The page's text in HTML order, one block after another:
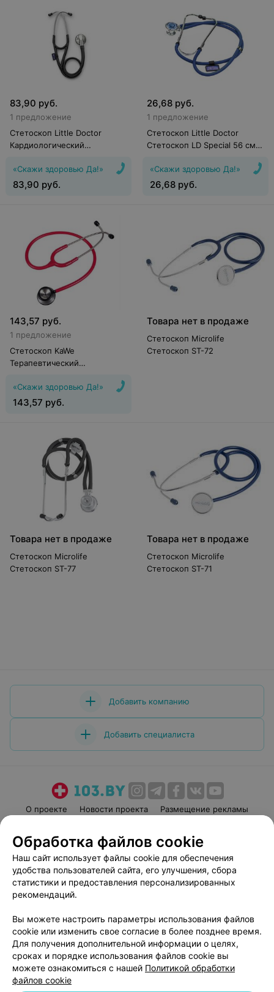
83,90 руб.
1 предложение
Стетоскоп Little Doctor
Кардиологический
«Скажи здоровью Да!»
83,90 руб.
26,68 руб.
1 предложение
Стетоскоп Little Doctor
Стетоскоп LD Special 56 см,
«Скажи здоровью Да!»
26,68 руб.
143,57 руб.
1 предложение
Стетоскоп KaWe
Терапевтический
Prestige, красный
«Скажи здоровью Да!»
143,57 руб.
Товара нет в продаже
Стетоскоп Microlife
Стетоскоп ST-72
Товара нет в продаже
Стетоскоп Microlife
Стетоскоп ST-77
Товара нет в продаже
Стетоскоп Microlife
Стетоскоп ST-71
Добавить компанию
Добавить специалиста
О проекте Новости проекта
Размещение рекламы
Пользовательское соглашение
Способы оплаты
Вакансии
Партнеры
Написать руководителю 103.by
Обработка персональных данных
Обработка файлов cookie
Наш сайт использует файлы cookie для обеспечения
удобства пользователей сайта, его улучшения, сбора
статистики и предоставления персонализированных
рекомендаций.
Вы можете настроить параметры использования файлов
cookie или изменить свое согласие в более позднее время.
Для получения дополнительной информации о целях,
сроках и порядке использования файлов cookie вы
можете ознакомиться с нашей Политикой обработки
файлов cookie